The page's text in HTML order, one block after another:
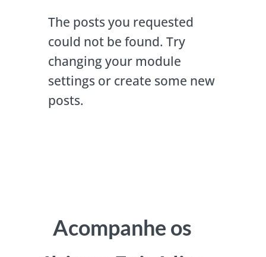
The posts you requested
could not be found. Try
changing your module
settings or create some new
posts.
Acompanhe os